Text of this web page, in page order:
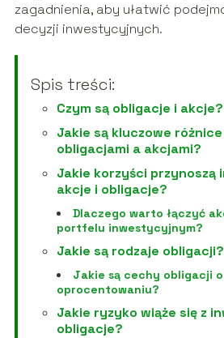
zagadnienia, aby ułatwić
decyzji inwestycyjnych.
Spis treści:
Czym są obligacje i akcje?
Jakie są kluczowe
obligacjami a akcjami?
Jakie korzyści przynoszą
akcje i obligacje?
Dlaczego warto łączyć
portfelu inwestycyjnym?
Jakie są rodzaje obligacji?
Jakie są cechy obligacji
oprocentowaniu?
Jakie ryzyko wiąże się z
obligacje?